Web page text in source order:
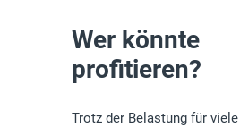
Wer könnte
profitieren?
Trotz der Belastung für